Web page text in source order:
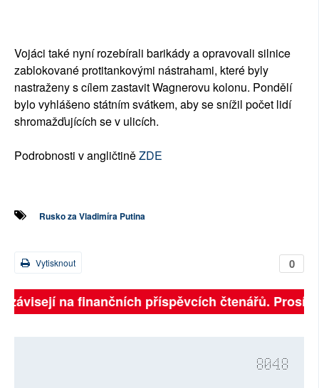
Vojáci také nyní rozebírali barikády a opravovali silnice
zablokované protitankovými nástrahami, které byly
nastraženy s cílem zastavit Wagnerovu kolonu. Pondělí
bylo vyhlášeno státním svátkem, aby se snížil počet lidí
shromažďujících se v ulicích.
Podrobnosti v angličtiněZDE
Rusko za Vladimíra Putina
0
Vytisknout
na finančních příspěvcích čtenářů.
8048